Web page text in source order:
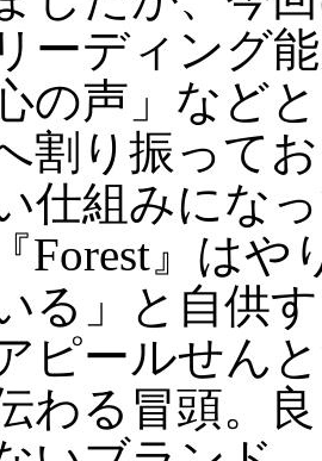
ーディング
の声」など
割り振って
仕組みにな
『Forest』は
る」と自供
ピールせん
わる冒頭。